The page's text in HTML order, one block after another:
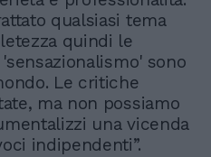
qualsiasi tema
quindi le
sono
Le critiche
ma non possiamo
una vicenda
indipendenti”.